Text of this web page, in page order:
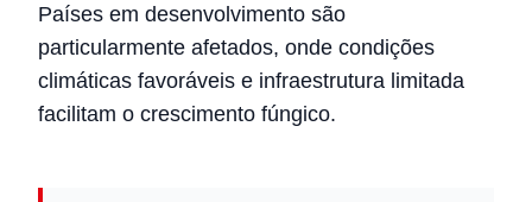
Países em desenvolvimento são
particularmente afetados, onde condições
climáticas favoráveis e infraestrutura limitada
facilitam o crescimento fúngico.